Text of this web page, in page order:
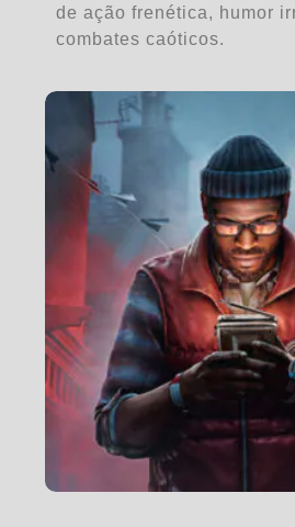
de ação frenética, humor
combates caóticos.